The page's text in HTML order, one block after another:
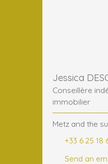
Conseillère
immobilier
Metz and the
+33 6 25 18
Send an